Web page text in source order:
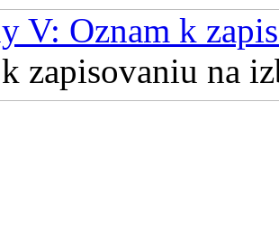
V: Oznam k
zapisovaniu na